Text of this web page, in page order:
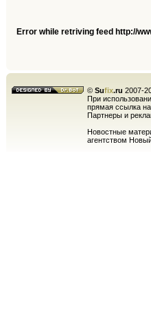
Error while retriving feed http://
© Sufix.ru 2007-
При
прямая ссылка на
Партнеры и
Новостные
агентством